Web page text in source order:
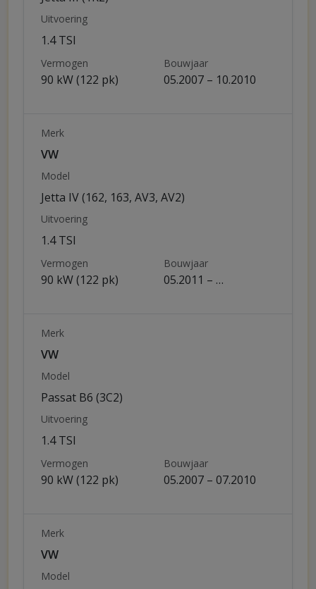
Uitvoering
1.4 TSI
Vermogen
90 kW (122 pk)
Bouwjaar
05.2007 – 10.2010
Merk
VW
Model
Jetta IV (162, 163, AV3, AV2)
Uitvoering
1.4 TSI
Vermogen
90 kW (122 pk)
Bouwjaar
05.2011 – …
Merk
VW
Model
Passat B6 (3C2)
Uitvoering
1.4 TSI
Vermogen
90 kW (122 pk)
Bouwjaar
05.2007 – 07.2010
Merk
VW
Model